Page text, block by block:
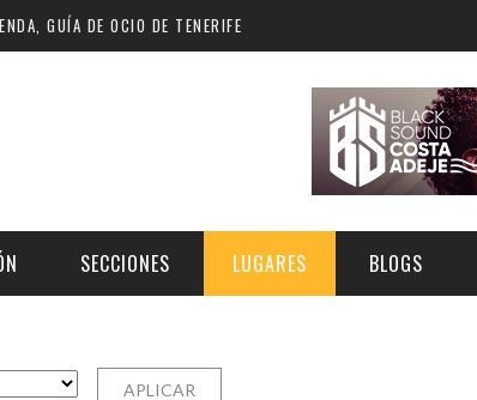
GUÍA DE OCIO DE TENERIFE
SECCIONES
MÚSICA
LUGARES BLOGS